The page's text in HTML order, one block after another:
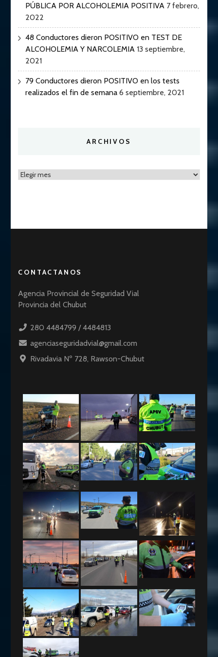
PÚBLICA POR ALCOHOLEMIA POSITIVA 7 febrero,
2022
48 Conductores dieron POSITIVO en TEST DE
ALCOHOLEMIA Y NARCOLEMIA 13 septiembre,
2021
79 Conductores dieron POSITIVO en los tests
realizados el fin de semana 6 septiembre, 2021
ARCHIVOS
Archivos
CONTACTANOS
Agencia Provincial de Seguridad Vial
Provincia del Chubut
280 4484799 / 4484813
agenciaseguridadvial@gmail.com
Rivadavia Nº 728, Rawson-Chubut